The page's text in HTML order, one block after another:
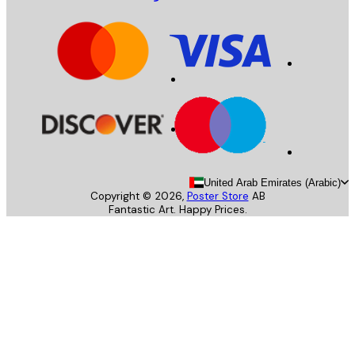
United Arab Emirates
Copyright ©2026, Poster Store
Fantastic Art. Happy Prices.